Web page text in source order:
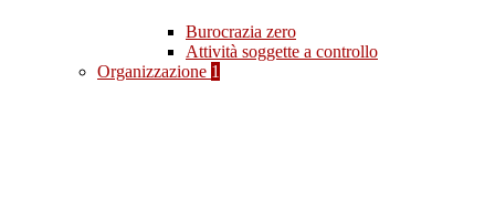
Burocrazia zero
Attività soggette a controllo
Organizzazione 1